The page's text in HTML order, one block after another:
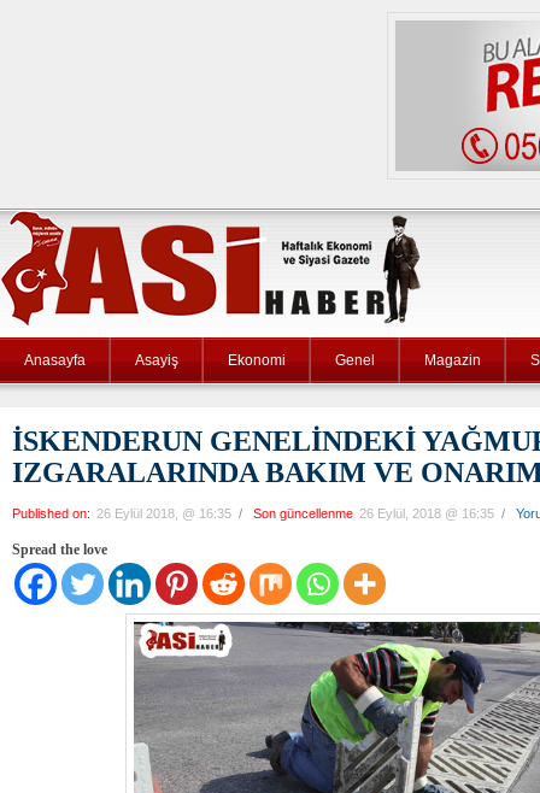
Anasayfa Asayiş Ekonomi Genel Magazin
İSKENDERUN GENELİNDEKİ
IZGARALARINDA BAKIM VE
Published on: 26 Eylül 2018, @ 16:35 / Son güncellenme 26 Eylül, 2018 @ 16:35 /
Spread the love